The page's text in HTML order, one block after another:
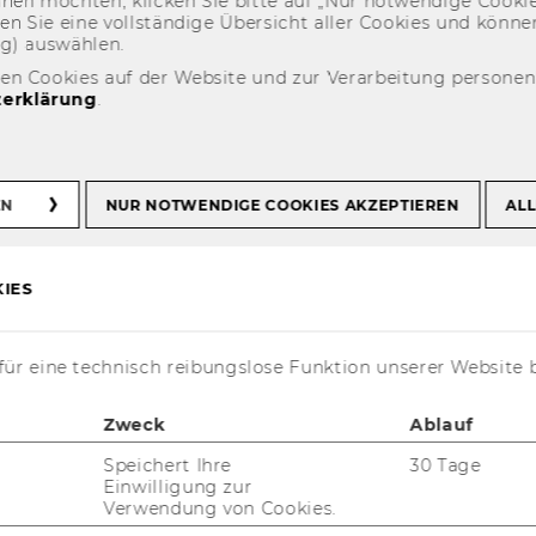
Best Thesis
HEM­PELver­folgt als in­ter­na­tio­nal tä­
Sie eine voll­stän­di­ge Über­sicht aller Coo­kies und
aus­wäh­len.
Cookies auf der Website und zur Verarbeitung
.
NUR NOTWENDIGE COOKIES AKZEPTIEREN
eine technisch reibungslose Funktion unserer Website
Zweck Ablauf
Speichert Ihre
Einwilligung zur
Verwendung von Cookies.
30 Tage